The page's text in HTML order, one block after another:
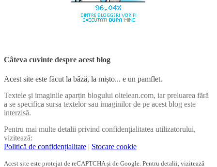
Câteva cuvinte despre acest blog
Acest site este făcut la bâză, la mișto... e un pamflet.
Textele şi imaginile aparțin blogului oltelean.com, iar preluarea fără
a se specifica sursa textelor sau imaginilor de pe acest blog este
interzisă.
Pentru mai multe detalii privind confidențialitatea utilizatorului,
vizitează:
Politică de confidențialitate | Stocare cookie
Acest site este protejat de reCAPTCHA și de Google. Pentru detalii, vizitează